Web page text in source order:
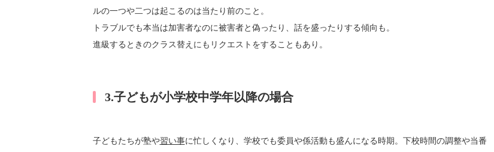
ルの一つや二つは起こるのは当たり前のこと。
トラブルでも本当は加害者なのに被害者と偽ったり、話を盛ったりする傾向も。
進級するときのクラス替えにもリクエストをすることもあり。
3.子どもが小学校中学年以降の場合
子どもたちが塾や習い事に忙しくなり、学校でも委員や係活動も盛んになる時期。下校時間の調整や当番